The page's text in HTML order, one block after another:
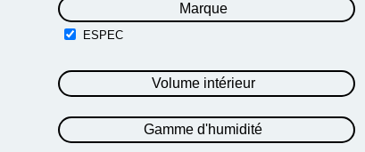
Marque
ESPEC
Volume intérieur
Gamme d'humidité